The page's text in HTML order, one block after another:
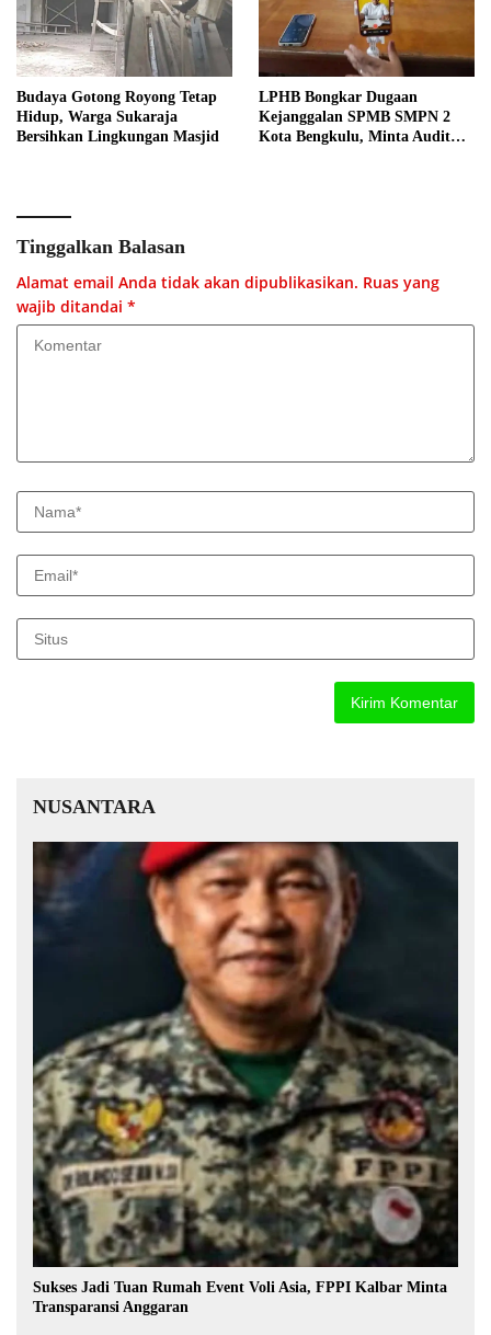
Budaya Gotong Royong Tetap
Hidup, Warga Sukaraja
Bersihkan Lingkungan Masjid
LPHB Bongkar Dugaan
Kejanggalan SPMB SMPN 2
Kota Bengkulu, Minta Audit
Tinggalkan Balasan
Alamat email Anda tidak akan dipublikasikan. Ruas yang
wajib ditandai *
NUSANTARA
Sukses Jadi Tuan Rumah Event Voli Asia, FPPI Kalbar Minta
Transparansi Anggaran